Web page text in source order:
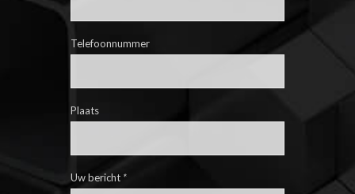
Telefoonnummer
Plaats
Uw bericht *